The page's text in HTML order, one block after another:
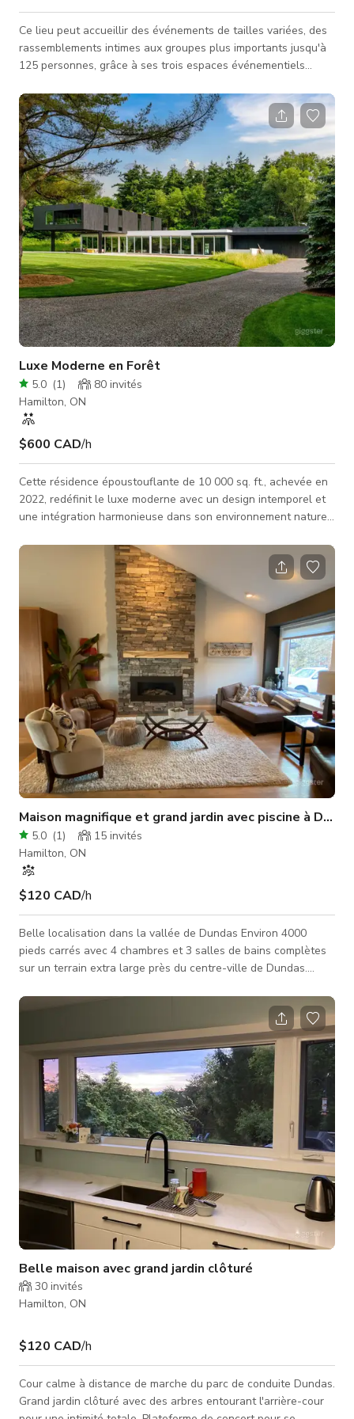
Ce lieu peut accueillir des événements de tailles variées, des
rassemblements intimes aux groupes plus importants jusqu'à
125 personnes, grâce à ses trois espaces événementiels
éclairage rétro, d'un magnifique escalier sur trois étages, de
luxueux rideaux, et plus encore. Idéal pour les cérémonies, les
heures de cocktail ou la danse, cet espace comprend
également un grand écran monté au plafond et un projecteur
pour un div
Luxe Moderne en Forêt
5.0 (1) 80 invités
Hamilton, ON
$600 CAD/h
Cette résidence époustouflante de 10 000 sq. ft., achevée en
2022, redéfinit le luxe moderne avec un design intemporel et
une intégration harmonieuse dans son environnement naturel.
conservation à Dundas, cette maison unique en son genre est
une véritable déclaration architecturale. Construite avec une
structure en acier sur mesure et enveloppée d'une
combinaison saisissante de panneaux ACM blancs, de bois
brûlé shou sugi ban
Maison magnifique et grand jardin avec piscine à
5.0 (1) 15 invités
Hamilton, ON
$120 CAD/h
Belle localisation dans la vallée de Dundas Environ 4000
pieds carrés avec 4 chambres et 3 salles de bains complètes
sur un terrain extra large près du centre-ville de Dundas.
grand îlot, intérieur lumineux et cheminée en pierre de style
chalet de 12 pieds de haut, salle familiale supplémentaire et
grande piscine extérieure avec plongeoir
Belle maison avec grand jardin clôturé
30 invités
Hamilton, ON
$120 CAD/h
Cour calme à distance de marche du parc de conduite Dundas.
Grand jardin clôturé avec des arbres entourant l'arrière-cour